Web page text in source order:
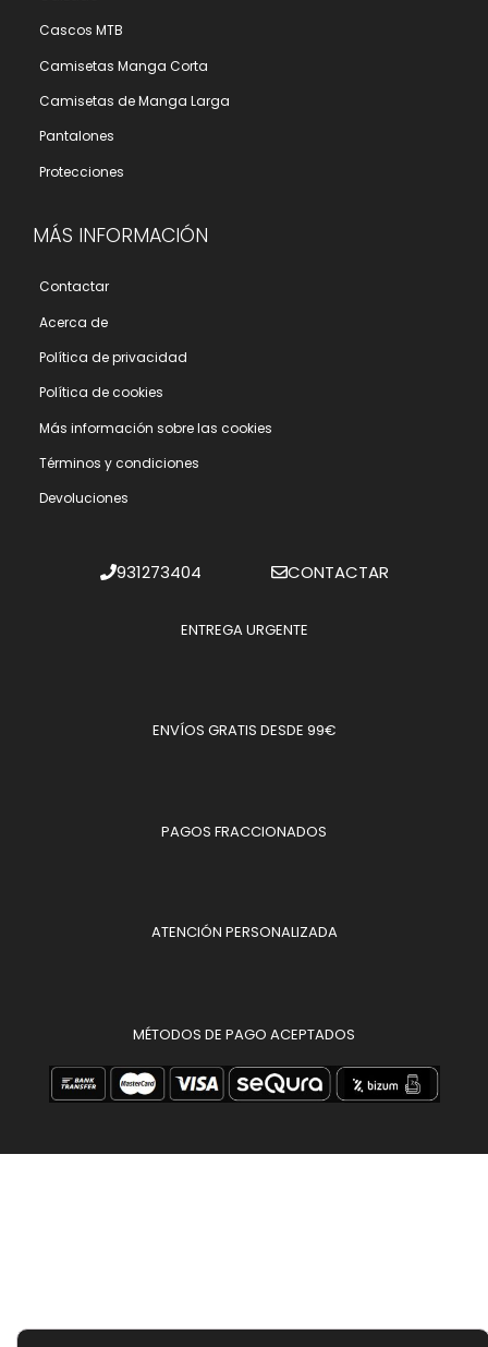
Cascos MTB
Camisetas Manga Corta
Camisetas de Manga Larga
Pantalones
Protecciones
MÁS INFORMACIÓN
Contactar
Acerca de
Polí­tica de privacidad
Polí­tica de cookies
Más información sobre las cookies
Términos y condiciones
Devoluciones
931273404 CONTACTAR
ENTREGA URGENTE
ENVÍOS GRATIS DESDE 99€
PAGOS FRACCIONADOS
ATENCIÓN PERSONALIZADA
MÉTODOS DE PAGO ACEPTADOS